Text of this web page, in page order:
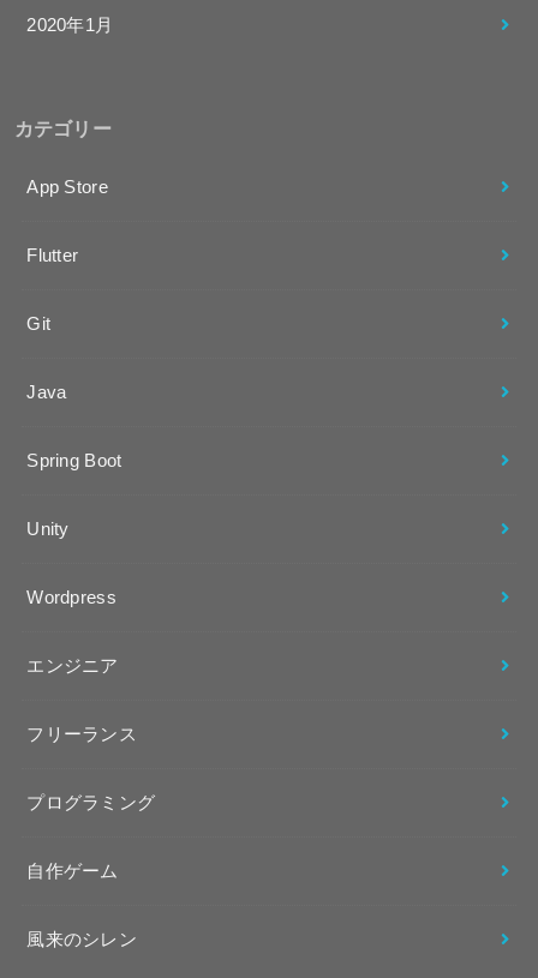
2020年1月
カテゴリー
App Store
Flutter
Git
Java
Spring Boot
Unity
Wordpress
エンジニア
フリーランス
プログラミング
自作ゲーム
風来のシレン